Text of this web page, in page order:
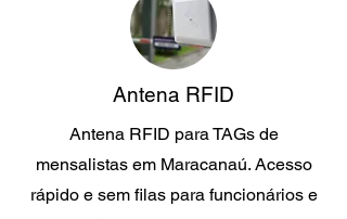
Antena RFID
Antena RFID para TAGs de
mensalistas em Maracanaú. Acesso
rápido e sem filas para funcionários e